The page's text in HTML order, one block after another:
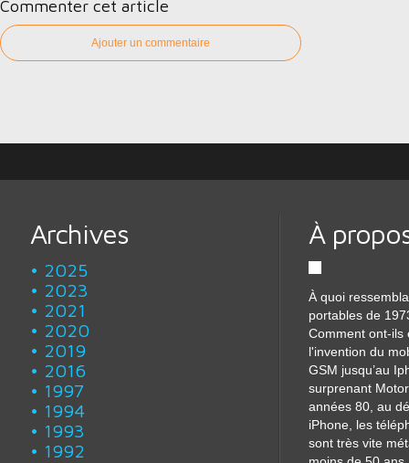
Commenter cet article
Ajouter un commentaire
Archives
2025
2023
2021
2020
2019
2016
1997
1994
1993
1992
À
À quoi
portables de
Comment ont-ils
l'invention du
GSM jusqu’au
surprenant
années 80, au
iPhone, les
sont très vite